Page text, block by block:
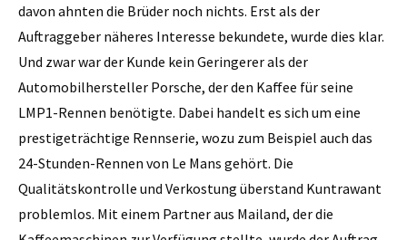
davon ahnten die Brüder noch nichts. Erst als der
Auftraggeber näheres Interesse bekundete, wurde dies klar.
Und zwar war der Kunde kein Geringerer als der
Automobilhersteller Porsche, der den Kaffee für seine
LMP1-Rennen benötigte. Dabei handelt es sich um eine
prestigeträchtige Rennserie, wozu zum Beispiel auch das
24-Stunden-Rennen von Le Mans gehört. Die
Qualitätskontrolle und Verkostung überstand Kuntrawant
problemlos. Mit ­einem Partner aus Mailand, der die